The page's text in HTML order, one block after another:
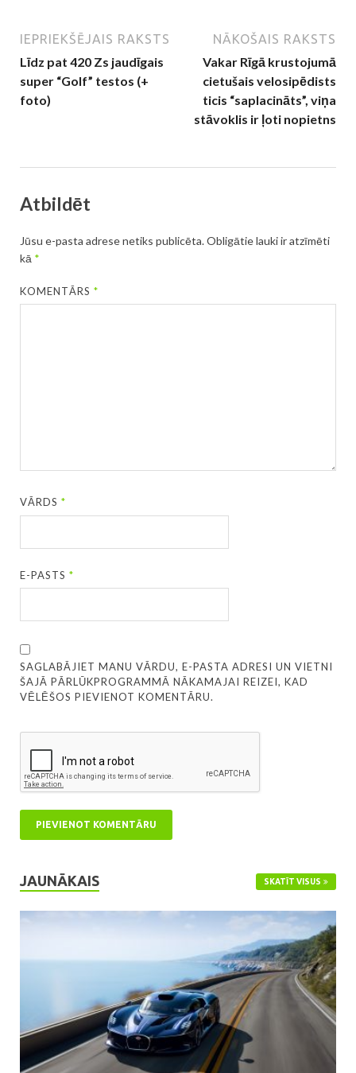
IEPRIEKŠĒJAIS RAKSTS
Līdz pat 420 Zs jaudīgais
super “Golf” testos (+
foto)
NĀKOŠAIS RAKSTS
Vakar Rīgā krustojumā
cietušais velosipēdists
ticis “saplacināts”, viņa
stāvoklis ir ļoti nopietns
Atbildēt
Jūsu e-pasta adrese netiks publicēta.Obligātie lauki ir atzīmēti
kā *
KOMENTĀRS*
VĀRDS*
E-PASTS*
SAGLABĀJIET MANU VĀRDU, E-PASTA ADRESI UN VIETNI
ŠAJĀ PĀRLŪKPROGRAMMĀ NĀKAMAJAI REIZEI, KAD
VĒLĒŠOS PIEVIENOT KOMENTĀRU.
JAUNĀKAIS SKATĪT VISUS